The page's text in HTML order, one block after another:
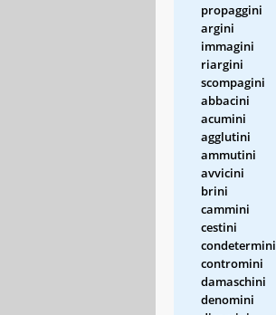
propaggini
argini
immagini
riargini
scompagini
abbacini
acumini
agglutini
ammutini
avvicini
brini
cammini
cestini
condetermini
contromini
damaschini
denomini